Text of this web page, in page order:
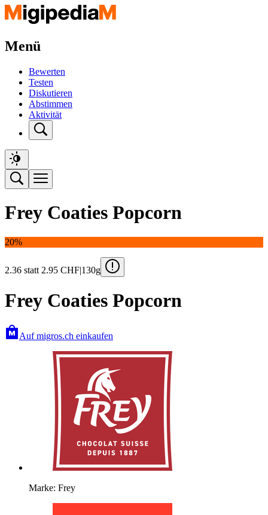
Menü
Bewerten
Testen
Diskutieren
Abstimmen
Aktivität
Frey Coaties Popcorn
20%
2.36 statt 2.95 CHF|130g
Frey Coaties Popcorn
Auf migros.ch einkaufen
Marke: Frey